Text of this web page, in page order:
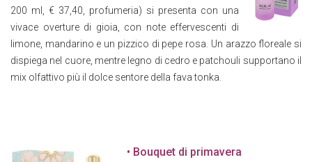
200 ml, € 37,40, profumeria) si presenta con una
vivace overture di gioia, con note effervescenti di
limone, mandarino e un pizzico di pepe rosa. Un arazzo floreale si
dispiega nel cuore, mentre legno di cedro e patchouli supportano il
mix olfattivo più il dolce sentore della fava tonka.
• Bouquet di primavera